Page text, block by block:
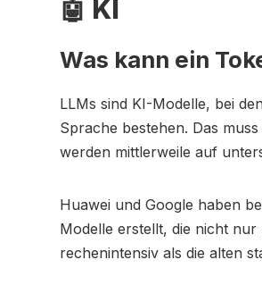
🤖 KI
Was kann ein
LLMs sind KI-Modelle, bei
Sprache bestehen. Das
werden mittlerweile auf
Huawei und Google haben
Modelle erstellt, die nicht
rechenintensiv als die alten